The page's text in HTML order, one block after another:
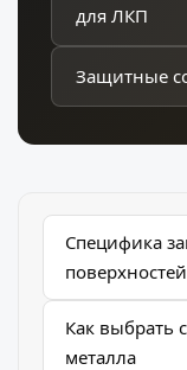
для ЛКП
Защитные
Специфика
поверхностей
Как выбрать
металла